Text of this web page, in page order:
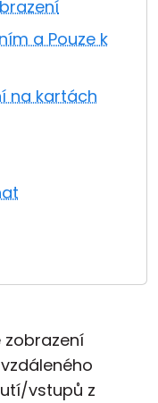
a Pouze k
na kartách
zobrazení
vstupů z